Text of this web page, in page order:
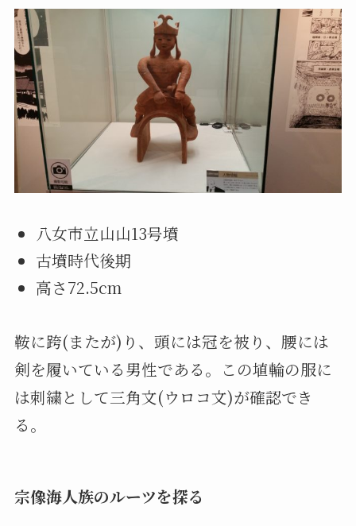
八女市立山山13号墳
古墳時代後期
高さ72.5cm
鞍に跨(またが)り、頭には冠を被り、腰には
剣を履いている男性である。この埴輪の服に
は刺繍として三角文(ウロコ文)が確認でき
る。
宗像海人族のルーツを探る